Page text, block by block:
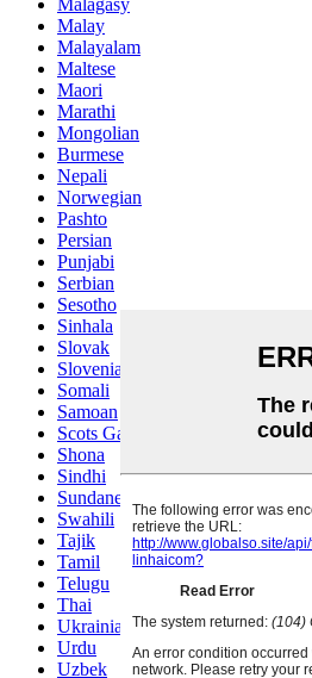
Malay
Malayalam
Maltese
Maori
Marathi
Mongolian
Burmese
Nepali
Norwegian
Pashto
Persian
Punjabi
Serbian
Sesotho
Sinhala
Slovak
Slovenian
Somali
Samoan
Scots Gaelic
Shona
Sindhi
Sundanese
Swahili
Tajik
Tamil
Telugu
Thai
Ukrainian
Urdu
Uzbek